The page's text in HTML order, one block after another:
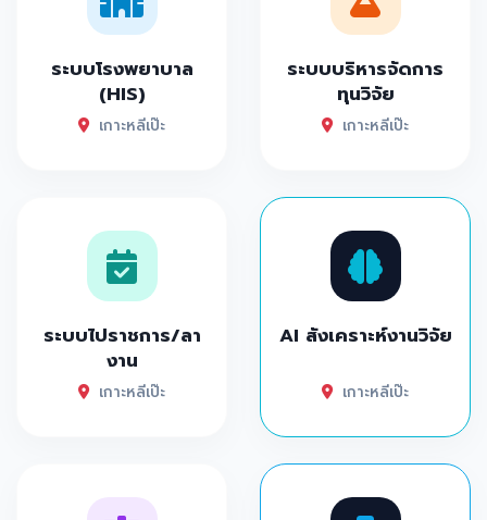
ระบบโรงพยาบาล
(HIS)
เกาะหลีเป๊ะ
ระบบบริหารจัดการ
ทุนวิจัย
เกาะหลีเป๊ะ
ระบบไปราชการ/ลา
งาน
เกาะหลีเป๊ะ
AI สังเคราะห์งานวิจัย
เกาะหลีเป๊ะ